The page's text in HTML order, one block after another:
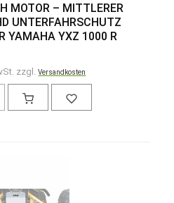
MOTOR – MITTLERER
UNTERFAHRSCHUTZ
YAMAHA YXZ 1000 R
zzgl.Versandkosten